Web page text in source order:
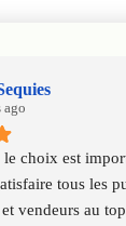
ago
le choix est
tous les
vendeurs au top